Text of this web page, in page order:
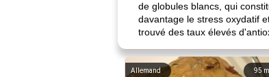
de globules blancs, qui
davantage le stress oxydatif
trouvé des taux élevés
95
Allemand